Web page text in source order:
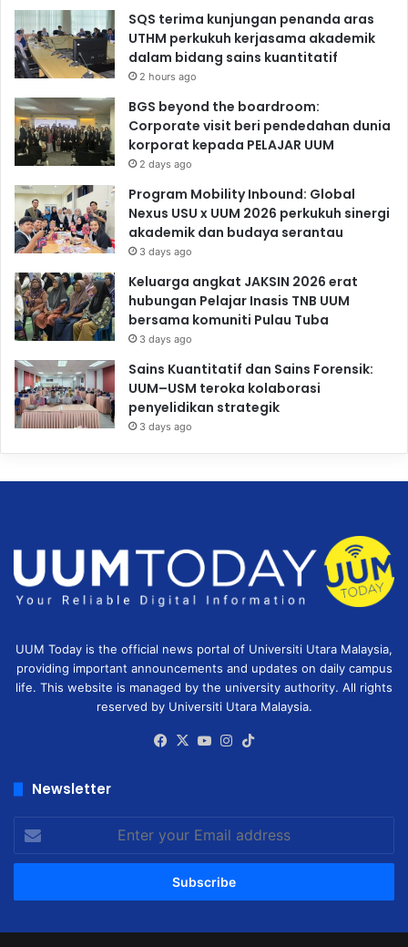
SQS terima kunjungan penanda aras
UTHM perkukuh kerjasama akademik
dalam bidang sains kuantitatif
2 hours ago
BGS beyond the boardroom:
Corporate visit beri pendedahan dunia
korporat kepada PELAJAR UUM
2 days ago
Program Mobility Inbound: Global
Nexus USU x UUM 2026 perkukuh sinergi
akademik dan budaya serantau
3 days ago
Keluarga angkat JAKSIN 2026 erat
hubungan Pelajar Inasis TNB UUM
bersama komuniti Pulau Tuba
3 days ago
Sains Kuantitatif dan Sains Forensik:
UUM–USM teroka kolaborasi
penyelidikan strategik
3 days ago
UUM Today is the official news portal of Universiti Utara Malaysia,
providing important announcements and updates on daily campus
life. This website is managed by the university authority. All rights
reserved by Universiti Utara Malaysia.
Facebook
X YouTubeInstagram
Newsletter
Enter
your
Email